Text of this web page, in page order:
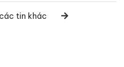
tin khác